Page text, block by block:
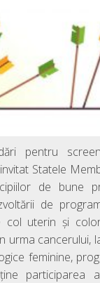
pentru
Statele
de bune
de
col uterin şi
urma cancerului,
feminine,
participarea